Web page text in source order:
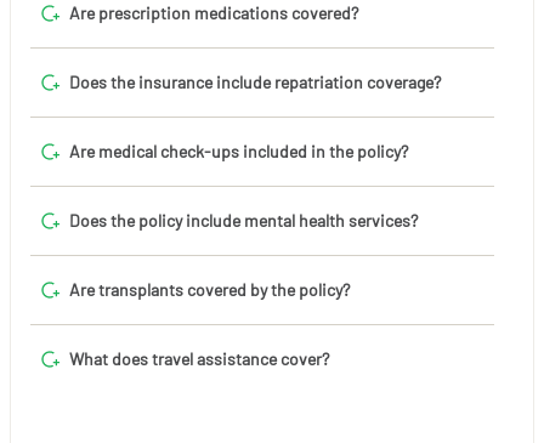
Are prescription medications covered?
Does the insurance include repatriation coverage?
Are medical check-ups included in the policy?
Does the policy include mental health services?
Are transplants covered by the policy?
What does travel assistance cover?